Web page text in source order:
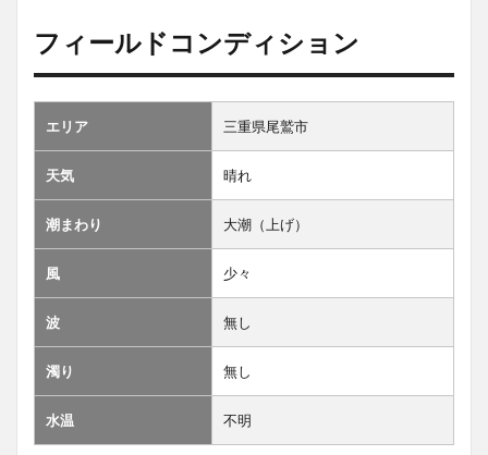
フィールドコンディション
エリア 三重県尾鷲市
天気 晴れ
潮まわり 大潮（上げ）
風 少々
波 無し
濁り 無し
水温 不明